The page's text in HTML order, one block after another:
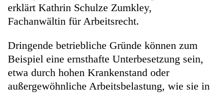
erklärt Kathrin Schulze Zumkley,
Fachanwältin für Arbeitsrecht.
Dringende betriebliche Gründe können zum
Beispiel eine ernsthafte Unterbesetzung sein,
etwa durch hohen Krankenstand oder
außergewöhnliche Arbeitsbelastung, wie sie in